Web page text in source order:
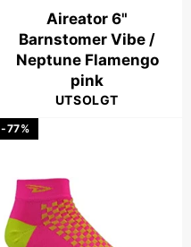
Aireator 6"
Barnstomer Vibe /
Neptune Flamengo
pink
UTSOLGT
-77%